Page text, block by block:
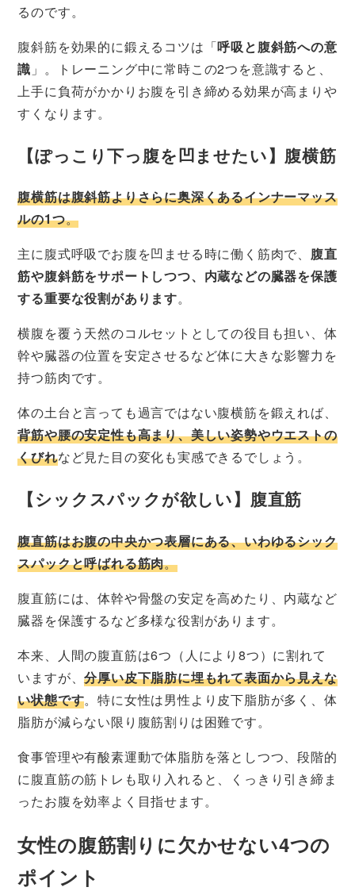
るのです。
腹斜筋を効果的に鍛えるコツは「呼吸と腹斜筋への意
識 」。トレーニング中に常時この2つを意識すると、
上手に負荷がかかりお腹を引き締める効果が高まりや
すくなります。
【ぽっこり下っ腹を凹ませたい】腹横筋
腹横筋は腹斜筋よりさらに奥深くあるインナーマッス
ルの1つ。
主に腹式呼吸でお腹を凹ませる時に働く筋肉で、 腹直
筋や腹斜筋をサポートしつつ、内蔵などの臓器を保護
する重要な役割があります。
横腹を覆う天然のコルセットとしての役目も担い、体
幹や臓器の位置を安定させるなど体に大きな影響力を
持つ筋肉です。
体の土台と言っても過言ではない腹横筋を鍛えれば、
背筋や腰の安定性も高まり、美しい姿勢やウエストの
くびれなど見た目の変化も実感できるでしょう。
【シックスパックが欲しい】腹直筋
腹直筋はお腹の中央かつ表層にある、いわゆるシック
スパックと呼ばれる筋肉。
腹直筋には、体幹や骨盤の安定を高めたり、内蔵など
臓器を保護するなど多様な役割があります。
本来、人間の腹直筋は6つ（人により8つ）に割れて
いますが、分厚い皮下脂肪に埋もれて表面から見えな
い状態です。特に女性は男性より皮下脂肪が多く、体
脂肪が減らない限り腹筋割りは困難です。
食事管理や有酸素運動で体脂肪を落としつつ、段階的
に腹直筋の筋トレも取り入れると、くっきり引き締ま
ったお腹を効率よく目指せます。
女性の腹筋割りに欠かせない4つの
ポイント